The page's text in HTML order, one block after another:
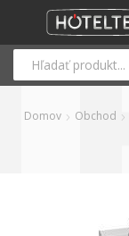
Domov Obchod